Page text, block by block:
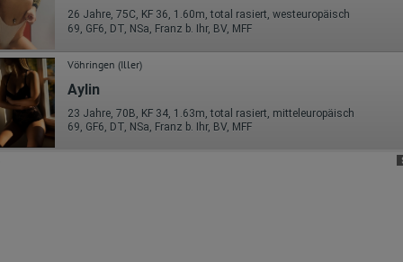
Ort der Verarbeitung:
Union & USA
nutzen Hotjar als Webanalysedient. Es wird verwendet, um Daten
das Benutzerverhalten zu sammeln. Hotjar kann auch im Rahmen
von Umfragen und Feedbackfunktionen, die auf unserer Website
sind, von Ihnen bereitgestellte Informationen verarbeiten.
26 Jahre, 75C, KF 36, 1.60m, total rasiert, westeuropäisch
69, GF6, DT, NSa, Franz b. Ihr, BV, MFF
Vöhringen (Iller)
Aylin
23 Jahre, 70B, KF 34, 1.63m, total rasiert, mitteleuropäisch
69, GF6, DT, NSa, Franz b. Ihr, BV, MFF